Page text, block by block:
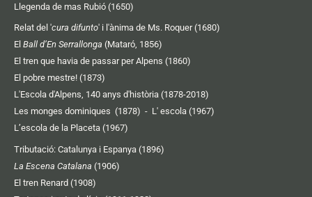
Llegenda de mas Rubió (1650)
Relat del 'cura difunto' i l'ànima de Ms. Roquer (1680)
El Ball d’En Serrallonga (Mataró, 1856)
El tren que havia de passar per Alpens (1860)
El pobre mestre! (1873)
L'Escola d'Alpens, 140 anys d'història (1878-2018)
Les monges dominiques (1878) - L' escola (1967)
L’escola de la Placeta (1967)
Tributació: Catalunya i Espanya (1896)
La Escena Catalana (1906)
El tren Renard (1908)